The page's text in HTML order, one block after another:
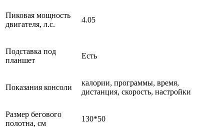
Пиковая мощность
двигателя, л.с.
4.05
Подставка под
планшет
Есть
Показания консоли
калории, программы, время,
дистанция, скорость, настройки
Размер бегового
полотна, см
130*50